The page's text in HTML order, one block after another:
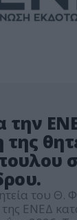
την
του Θ.
ΕΝΕΔ